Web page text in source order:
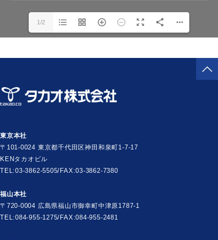
1/2
東京本社
〒101-0024 東京都千代田区神田和泉町1-7-17
KENタカオビル
TEL:03-3862-5505/FAX:03-3862-7380
福山本社
〒720-0004 広島県福山市御幸町中津原1787-1
TEL:084-955-1275/FAX:084-955-2481